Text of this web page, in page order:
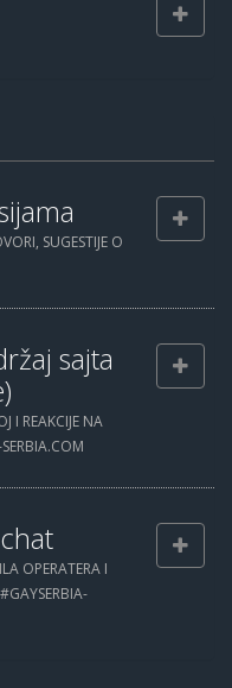
SUGESTIJE O
sajta
I REAKCIJE NA
OPERATERA I